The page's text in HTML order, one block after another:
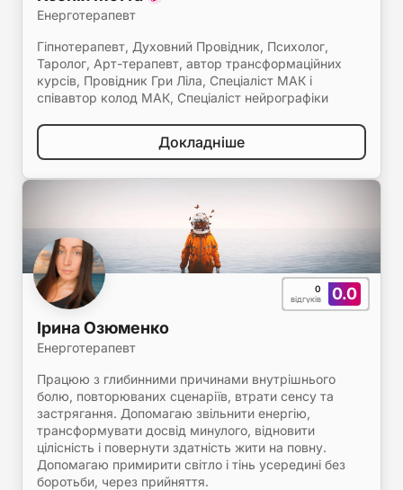
Енерготерапевт
Гіпнотерапевт, Духовний Провідник, Психолог,
Таролог, Арт-терапевт, автор трансформаційних
курсів, Провідник Гри Ліла, Спеціаліст МАК і
співавтор колод МАК, Спеціаліст нейрографіки
Докладніше
0.0
0
відгуків
Ірина Озюменко
Енерготерапевт
Працюю з глибинними причинами внутрішнього
болю, повторюваних сценаріїв, втрати сенсу та
застрягання. Допомагаю звільнити енергію,
трансформувати досвід минулого, відновити
цілісність і повернути здатність жити на повну.
Допомагаю примирити світло і тінь усередині без
боротьби, через прийняття.